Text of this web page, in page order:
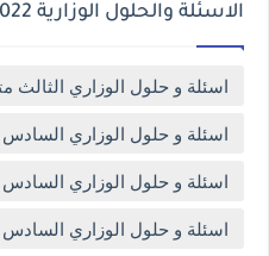
الاسئلة والحلول الوزارية 2022 الدور الاول
اسئلة و حلول الوزاري الثالث متوسط 2022
اسئلة و حلول الوزاري السادس الابتدائي
اسئلة و حلول الوزاري السادس الاحيائي
اسئلة و حلول الوزاري السادس الادبي 2022